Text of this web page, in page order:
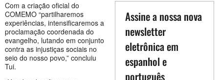
Assine a nossa nova
newsletter
eletrônica em
espanhol e
português
Com a criação oficial do
COMEMO “partilharemos
experiências, intensificaremos a
proclamação coordenada do
evangelho, lutando em conjunto
contra as injustiças sociais no
seio do nosso povo,” concluiu
Tui.